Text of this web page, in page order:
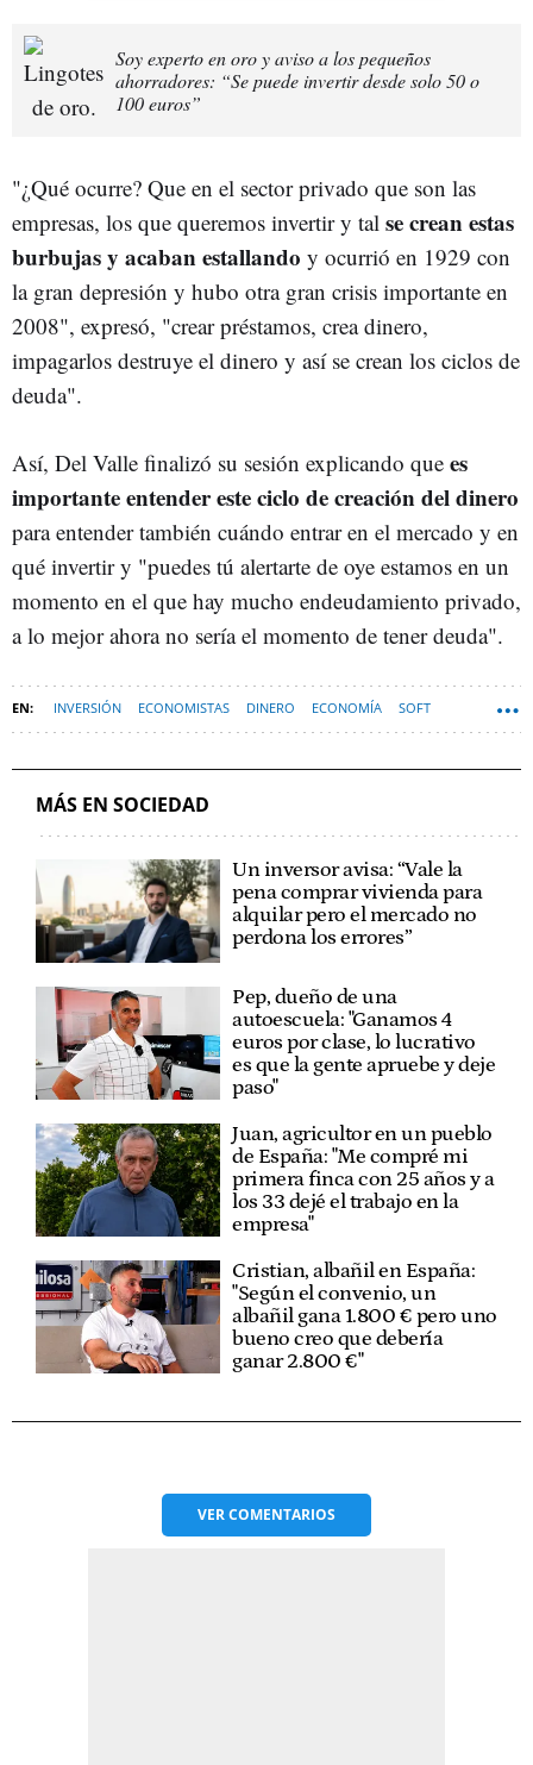
Soy experto en oro y aviso a los pequeños
ahorradores: “Se puede invertir desde solo 50 o
100 euros”
"¿Qué ocurre? Que en el sector privado que son las
empresas, los que queremos invertir y tal se crean estas
burbujas y acaban estallando y ocurrió en 1929 con
la gran depresión y hubo otra gran crisis importante en
2008", expresó, "crear préstamos, crea dinero,
impagarlos destruye el dinero y así se crean los ciclos de
deuda".
Así, Del Valle finalizó su sesión explicando que es
importante entender este ciclo de creación del dinero
para entender también cuándo entrar en el mercado y en
qué invertir y "puedes tú alertarte de oye estamos en un
momento en el que hay mucho endeudamiento privado,
a lo mejor ahora no sería el momento de tener deuda".
INVERSIÓN ECONOMISTAS DINERO ECONOMÍA SOFT
MÁS EN SOCIEDAD
Un inversor avisa: “Vale la
pena comprar vivienda para
alquilar pero el mercado no
perdona los errores”
Pep, dueño de una
autoescuela: "Ganamos 4
euros por clase, lo lucrativo
es que la gente apruebe y deje
paso"
Juan, agricultor en un pueblo
de España: "Me compré mi
primera finca con 25 años y a
los 33 dejé el trabajo en la
empresa"
Cristian, albañil en España:
"Según el convenio, un
albañil gana 1.800 € pero uno
bueno creo que debería
ganar 2.800 €"
VERCOMENTARIOS